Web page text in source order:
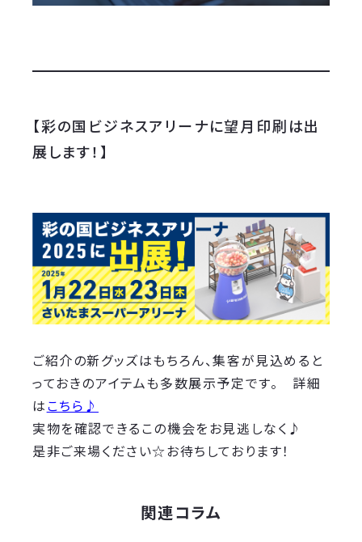
【彩の国ビジネスアリーナに望月印刷は出
展します！】
ご紹介の新グッズはもちろん、集客が見込めると
っておきのアイテムも多数展示予定です。 詳細
はこちら♪
実物を確認できるこの機会をお見逃しなく♪
是非ご来場ください☆お待ちしております！
関連コラム